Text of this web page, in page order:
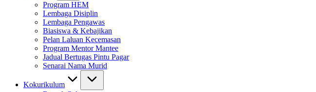
Program HEM
Lembaga Disiplin
Lembaga Pengawas
Biasiswa & Kebajikan
Pelan Laluan Kecemasan
Program Mentor Mantee
Jadual Bertugas Pintu Pagar
Senarai Nama Murid
Kokurikulum